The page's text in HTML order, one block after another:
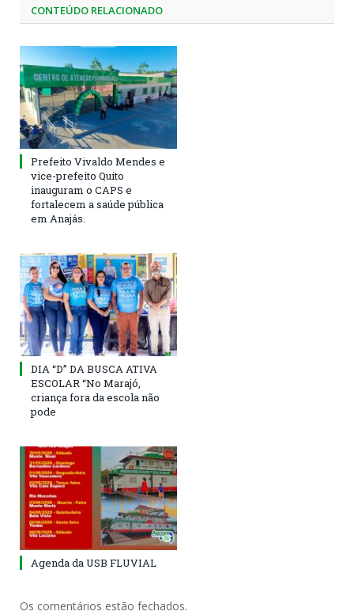
CONTEÚDO RELACIONADO
Prefeito Vivaldo Mendes e
vice-prefeito Quito
inauguram o CAPS e
fortalecem a saúde pública
em Anajás.
DIA “D” DA BUSCA ATIVA
ESCOLAR “No Marajó,
criança fora da escola não
pode
Agenda da USB FLUVIAL
Os comentários estão fechados.